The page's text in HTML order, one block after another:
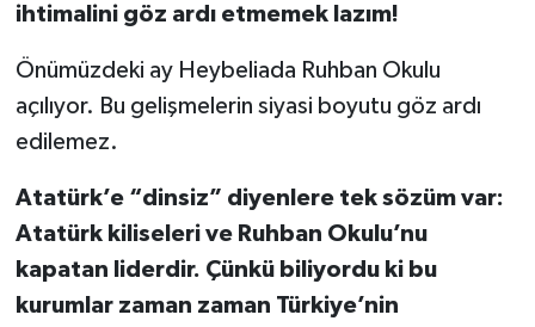
ihtimalini göz ardı etmemek lazım!
Önümüzdeki ay Heybeliada Ruhban Okulu
açılıyor. Bu gelişmelerin siyasi boyutu göz ardı
edilemez.
Atatürk’e “dinsiz” diyenlere tek sözüm var:
Atatürk kiliseleri ve Ruhban Okulu’nu
kapatan liderdir. Çünkü biliyordu ki bu
kurumlar zaman zaman Türkiye’nin